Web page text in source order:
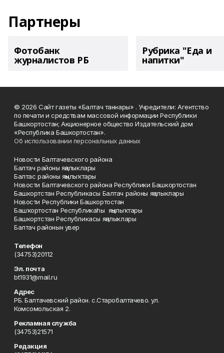
Партнеры
Фотобанк
журналистов РБ
Рубрика "Еда и
напитки"
© 2026 Сайт газеты «Балтач таннары» . Учредители: Агентство
по печати и средствам массовой информации Республики
Башкортостан; Акционерное общество Издательский дом
«Республика Башкортостан».
Об использовании персональных данных
Новости Балтачевского района
Балтач районы яңалыклары
Балтас районы яңылыҡтары
Новости Балтачевского района Республики Башкортостан
Башкортстан Республикасы Балтач районы яңалыклары
Новости Республики Башкортостан
Башҡортостан Республикаһы яңылыҡтары
Башкортстан Республикасы яңалыклары
Балтач районын увер
Телефон
(34753)20112
Эл. почта
bt1931@mail.ru
Адрес
РБ. Балтачевский район. с.Старобалтачево. ул.
Комсомольская 2.
Рекламная служба
(34753)21571
Редакция